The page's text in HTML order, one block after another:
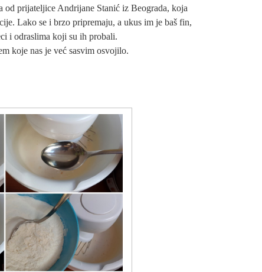
od prijateljice Andrijane Stanić iz Beograda, koja
Lako se i brzo pripremaju, a ukus im je baš fin,
i odraslima koji su ih probali.
koje nas je već sasvim osvojilo.